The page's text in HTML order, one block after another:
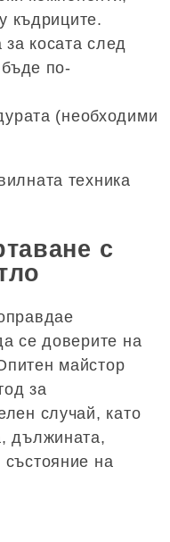
къдриците.
косата след
по-
(необходими
техника
с
се доверите на
майстор
за
случай, като
дължината,
на